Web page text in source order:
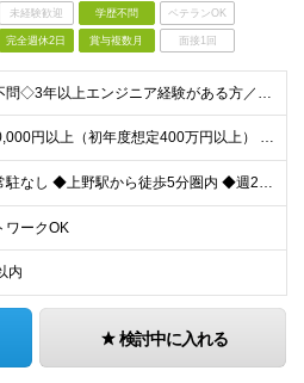
未経験歓迎 学歴不問 ベテランOK
完全週休2日 賞与複数月 面接1回
◇学歴不問◇3年以上エンジニア経験がある方／人柄重視の採用です 必須条件―MUST― ■3年以上エンジニア経験がある方 ■C#、Java、Node.js、VB.NETを使った実務経験がある方 《
月給270,000円以上（初年度想定400万円以上） ※ご経験やスキル、前職給等を考慮して給与額を決定します。 ※試用期間は3ヶ月間となります。期間中の待遇に変更はありません。 ★社員の昇給率はほ
◆客先常駐なし ◆上野駅から徒歩5分圏内 ◆週2回のリモートワーク実施中 ◆転勤なし 上野の各オフィスでの勤務となります。 ￣￣￣￣￣￣￣￣￣￣￣￣￣￣￣￣￣ ＜本社＞ 東京都台東区上野7-2-8
ワークOK
内
検討中に入れる